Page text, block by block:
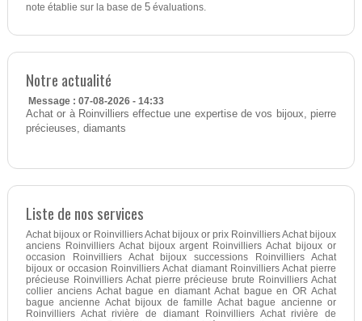
note établie sur la base de 5évaluations.
Notre actualité
Message : 07-08-2026 - 14:33
Achat or à Roinvilliers effectue une expertise de vos bijoux, pierre
précieuses, diamants
Liste de nos services
Achat bijoux or Roinvilliers Achat bijoux or prix Roinvilliers Achat bijoux
anciens Roinvilliers Achat bijoux argent Roinvilliers Achat bijoux or
occasion Roinvilliers Achat bijoux successions Roinvilliers Achat
bijoux or occasion Roinvilliers Achat diamant Roinvilliers Achat pierre
précieuse Roinvilliers Achat pierre précieuse brute Roinvilliers Achat
collier anciens Achat bague en diamant Achat bague en OR Achat
bague ancienne Achat bijoux de famille Achat bague ancienne or
Roinvilliers Achat rivière de diamant Roinvilliers Achat rivière de